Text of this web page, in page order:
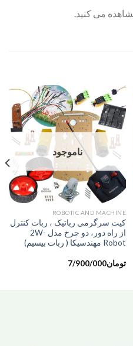
می کنید.
ناموجود
ROBOTIC AND MACHINE
کیت سرگرمی رباتیک ، ربات کنترل
از راه دور، دو چرخ مدل 2W-
Robot مهندسیکا ( ربات بیسیم)
تومان7/900/000